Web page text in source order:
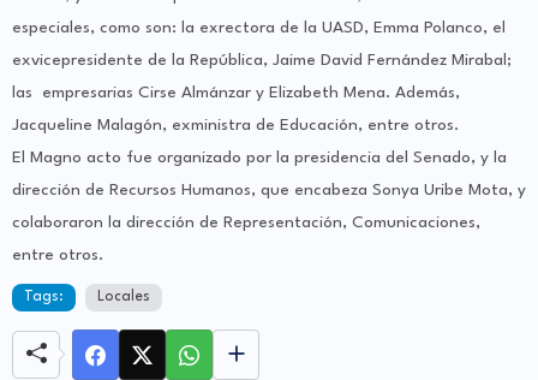
especiales, como son: la exrectora de la UASD, Emma Polanco, el
exvicepresidente de la República, Jaime David Fernández Mirabal;
las empresarias Cirse Almánzar y Elizabeth Mena. Además,
Jacqueline Malagón, exministra de Educación, entre otros.
El Magno acto fue organizado por la presidencia del Senado, y la
dirección de Recursos Humanos, que encabeza Sonya Uribe Mota, y
colaboraron la dirección de Representación, Comunicaciones,
entre otros.
Tags: Locales